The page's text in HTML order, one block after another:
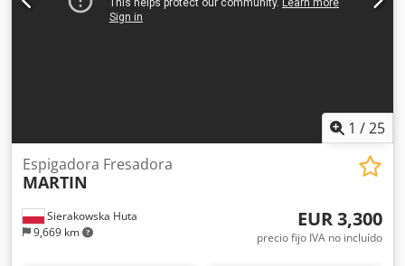
de la espiga Precio neto: 16.900 PLN Precio neto: 4.020 EUR
El precio neto calculado según el tipo de cambio 4,2
1 /25
Sierakowska Huta
9,669 km
Espigadora Fresadora
MARTIN
EUR 3,300
precio fijo IVA no incluído